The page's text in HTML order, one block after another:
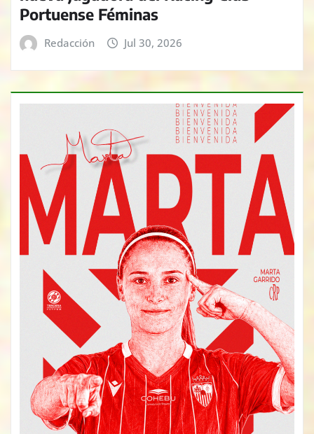
Portuense Féminas
Redacción Jul 30, 2026